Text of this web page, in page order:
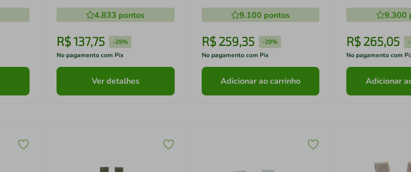
Batistela
4.833 pontos
R$137,75 -29%
No pagamento com Pix
Ver detalhes
Ursinho - Batistela
9.100 pontos
R$ 259,35 -29%
No pagamento com Pix
Adicionar ao carrinho
Batistela
9.300
R$265,05 -
No pagamento com
Adicionar